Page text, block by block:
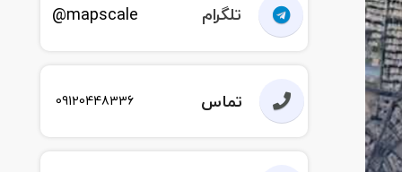
تلگرام mapscale@
تماس 09120448336